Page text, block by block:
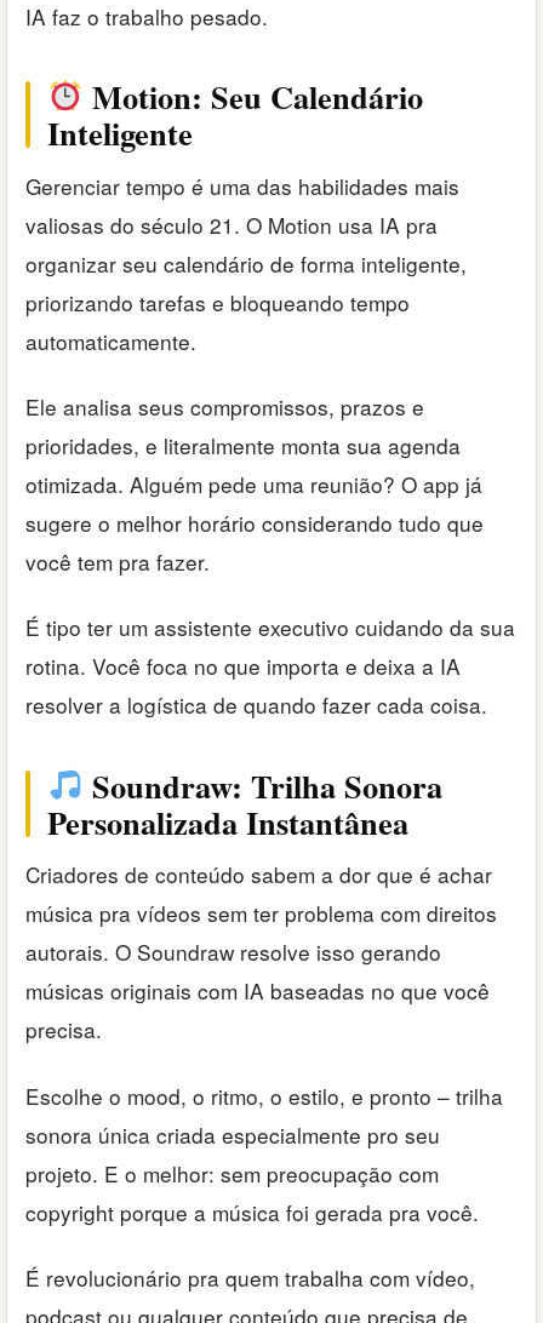
IA faz o trabalho pesado.
Motion: Seu Calendário
Inteligente
Gerenciar tempo é uma das habilidades mais
valiosas do século 21. O Motion usa IA pra
organizar seu calendário de forma inteligente,
priorizando tarefas e bloqueando tempo
automaticamente.
Ele analisa seus compromissos, prazos e
prioridades, e literalmente monta sua agenda
otimizada. Alguém pede uma reunião? O app já
sugere o melhor horário considerando tudo que
você tem pra fazer.
É tipo ter um assistente executivo cuidando da sua
rotina. Você foca no que importa e deixa a IA
resolver a logística de quando fazer cada coisa.
Soundraw: Trilha Sonora
Personalizada Instantânea
Criadores de conteúdo sabem a dor que é achar
música pra vídeos sem ter problema com direitos
autorais. O Soundraw resolve isso gerando
músicas originais com IA baseadas no que você
precisa.
Escolhe o mood, o ritmo, o estilo, e pronto – trilha
sonora única criada especialmente pro seu
projeto. E o melhor: sem preocupação com
copyright porque a música foi gerada pra você.
É revolucionário pra quem trabalha com vídeo,
podcast ou qualquer conteúdo que precisa de